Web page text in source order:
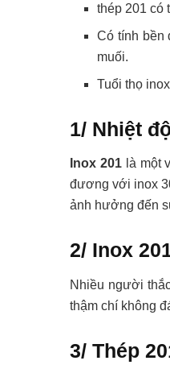
thép 201 có
Có tính bền
muối.
Tuổi thọ
1/ Nhiệt
Inox 201là một
đương với inox
ảnh hưởng đến
2/ Inox
Nhiều người
thậm chí không
3/ Thép